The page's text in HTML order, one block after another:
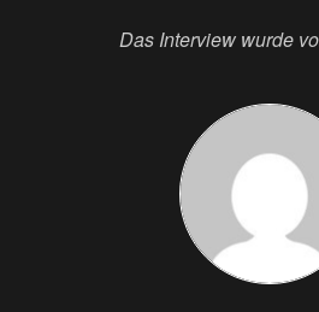
Das Interview wurde